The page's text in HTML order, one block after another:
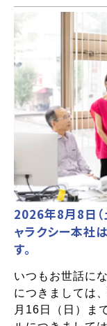
2026年8月8日（
ャラクシー本社
す。
いつもお世話に
につきましては
月16日（日）ま